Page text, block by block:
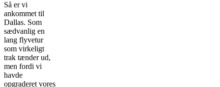
Så er vi
ankommet til
Dallas. Som
sædvanlig en
lang flyvetur
som virkeligt
trak tænder ud,
men fordi vi
havde
opgraderet vores